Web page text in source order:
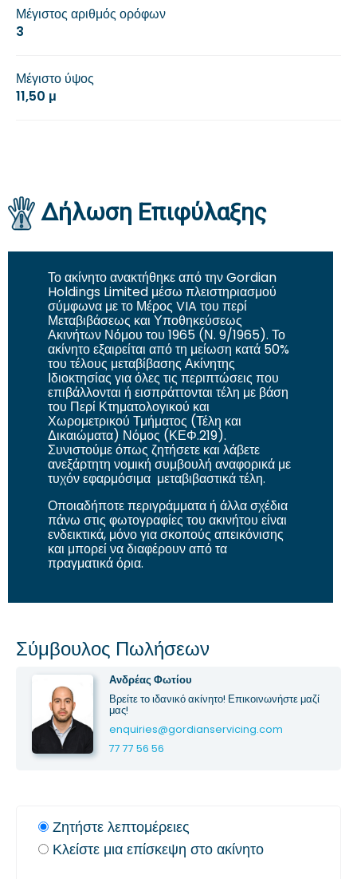
Μέγιστος αριθμός ορόφων
3
Μέγιστο ύψος
11,50 μ
Δήλωση Επιφύλαξης
Το ακίνητο ανακτήθηκε από την Gordian
Holdings Limited μέσω πλειστηριασμού
σύμφωνα με το Μέρος VIA του περί
Μεταβιβάσεως και Υποθηκεύσεως
Ακινήτων Νόμου του 1965 (Ν. 9/1965). Το
ακίνητο εξαιρείται από τη μείωση κατά 50%
του τέλους μεταβίβασης Ακίνητης
Ιδιοκτησίας για όλες τις περιπτώσεις που
επιβάλλονται ή εισπράττονται τέλη με βάση
του Περί Κτηματολογικού και
Χωρομετρικού Τμήματος (Τέλη και
Δικαιώματα) Νόμος (ΚΕΦ.219).
Συνιστούμε όπως ζητήσετε και λάβετε
ανεξάρτητη νομική συμβουλή αναφορικά με
τυχόν εφαρμόσιμα μεταβιβαστικά τέλη.
Οποιαδήποτε περιγράμματα ή άλλα σχέδια
πάνω στις φωτογραφίες του ακινήτου είναι
ενδεικτικά, μόνο για σκοπούς απεικόνισης
και μπορεί να διαφέρουν από τα
πραγματικά όρια.
Σύμβουλος Πωλήσεων
Ανδρέας Φωτίου
Βρείτε το ιδανικό ακίνητο! Επικοινωνήστε μαζί
μας!
enquiries@gordianservicing.com
77 77 56 56
Ζητήστε λεπτομέρειες
Κλείστε μια επίσκεψη στο ακίνητο